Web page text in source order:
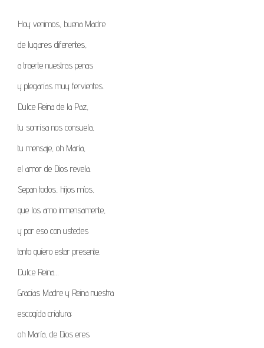
Hoy venimos, buena Madre
de lugares diferentes,
a traerte nuestras penas
y plegarias muy fervientes.
Dulce Reina de la Paz,
tu sonrisa nos consuela,
tu mensaje, oh María,
el amor de Dios revela.
Sepan todos, hijos míos,
que los amo inmensamente,
y por eso con ustedes
tanto quiero estar presente.
Dulce Reina…
Gracias Madre y Reina nuestra
escogida criatura;
oh María, de Dios eres